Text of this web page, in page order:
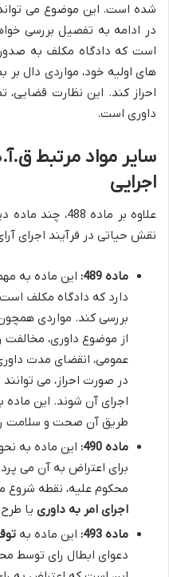
شده است. این موضوع می
در ادامه به تفصیل بررسی
است که دادگاه مکلف به صدور
احراز کند. این نظارت
داوری است.
سایر مواد مرتبط
اجرایی
علاوه بر ماده
نقش حیاتی در فرآیند اجرای
ماده 489:
این ماده به
دارد که دادگاه مکلف
بررسی کند. مواردی
از موضوع داوری،
عمومی، انقضای مدت
در صورت احراز، می
اجرای آن شوند. این ماده
طریق آن صحت و سلامت
ماده 490:
برای اعتراض به آن می
محکوم علیه، نقطه شروع
اجرای امر به داوری یا
ماده 493:
این ماده به
دعوای ابطال رای توسط